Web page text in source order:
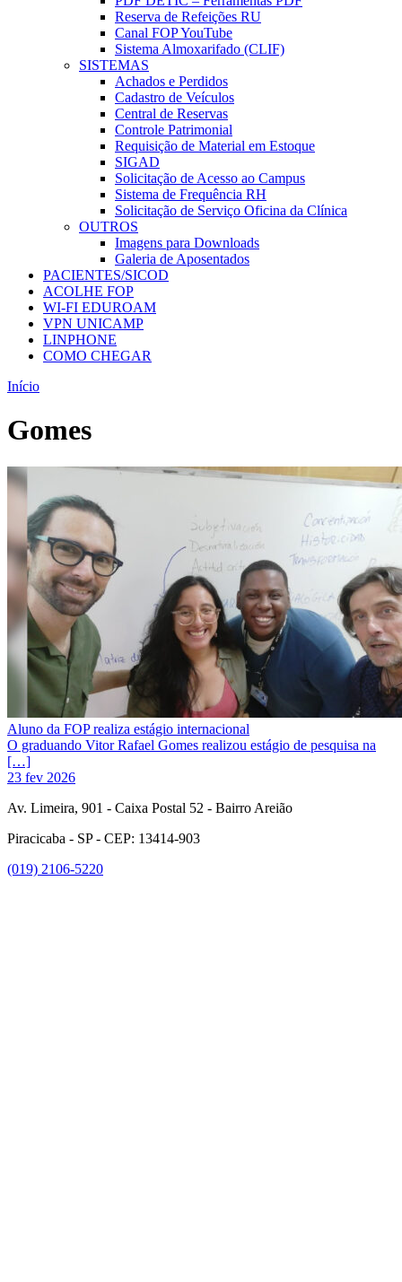
Reserva de Refeições RU
Canal FOP YouTube
Sistema Almoxarifado (CLIF)
SISTEMAS
Achados e Perdidos
Cadastro de Veículos
Central de Reservas
Controle Patrimonial
Requisição de Material em Estoque
SIGAD
Solicitação de Acesso ao Campus
Sistema de Frequência RH
Solicitação de Serviço Oficina da Clínica
OUTROS
Imagens para Downloads
Galeria de Aposentados
PACIENTES/SICOD
ACOLHE FOP
WI-FI EDUROAM
VPN UNICAMP
LINPHONE
COMO CHEGAR
Início
Gomes
Aluno da FOP realiza estágio internacional
O graduando Vitor Rafael Gomes realizou estágio de pesquisa na
[…]
23 fev 2026
Av. Limeira, 901 - Caixa Postal 52 - Bairro Areião
Piracicaba - SP - CEP: 13414-903
(019) 2106-5220